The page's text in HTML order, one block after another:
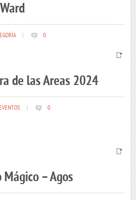
0
de las Areas 2024
0
Mágico – Agos